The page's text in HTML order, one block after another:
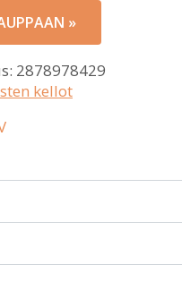
»
2878978429
kellot